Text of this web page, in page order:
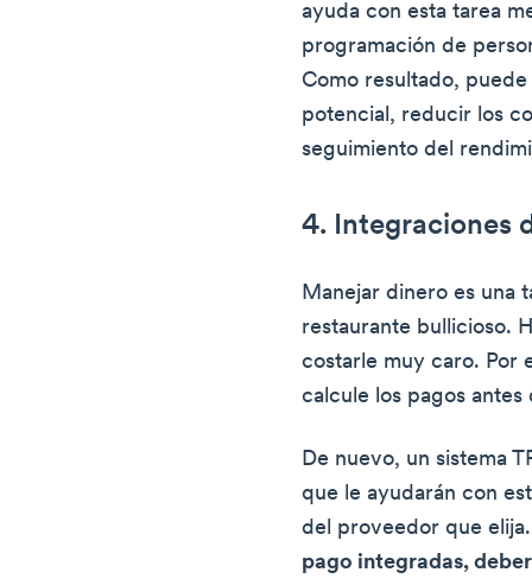
ayuda con esta tarea
programación de
Como resultado,
potencial, reducir los
seguimiento del
4. Integraciones
Manejar dinero es una
restaurante bullicioso.
costarle muy caro. Por
calcule los pagos
De nuevo, un sistema
que le ayudarán con
del proveedor que
pago integradas,